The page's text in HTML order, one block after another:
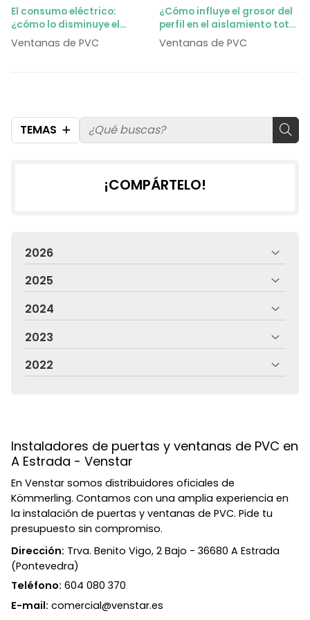
TEMAS
El consumo eléctrico:
¿cómo lo disminuye el
cambio de ventanas?
Ventanas de PVC
¿Cómo influye el grosor del
perfil en el aislamiento total
de la ventana?
Ventanas de PVC
¡COMPÁRTELO!
2026
2025
2024
2023
2022
Instaladores de puertas y ventanas de PVC en
A Estrada - Venstar
En Venstar somos distribuidores oficiales de
Kömmerling. Contamos con una amplia experiencia en
la instalación de puertas y ventanas de PVC. Pide tu
presupuesto sin compromiso.
Dirección: Trva. Benito Vigo, 2 Bajo - 36680 A Estrada
(Pontevedra)
Teléfono: 604 080 370
E-mail: comercial@venstar.es